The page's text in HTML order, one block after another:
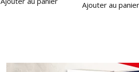
Ajouter au panier